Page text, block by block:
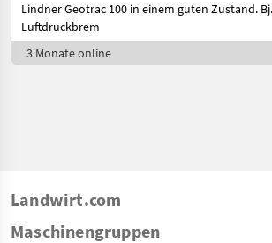
Lindner Geotrac 100 in einem guten Zustand.
Luftdruckbrem
3 Monate online
Landwirt.com
Maschinengruppen